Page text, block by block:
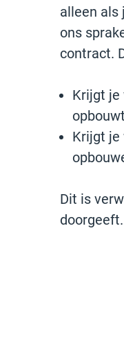
alleen als
ons
contract.
Krijgt je
Krijgt je
Dit is
doorgeeft.